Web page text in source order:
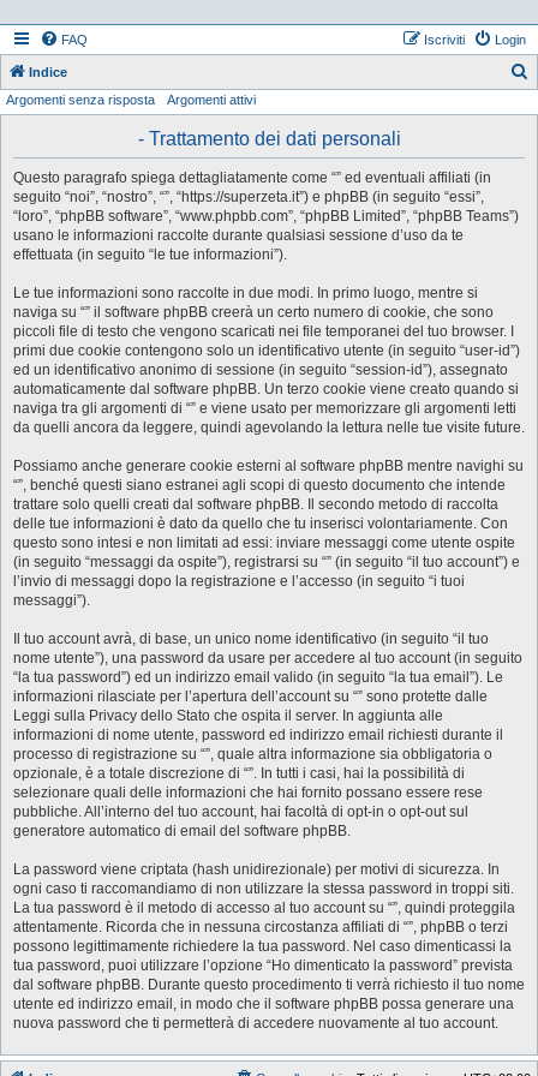
FAQ Login
Iscriviti
Indice
Argomenti senza risposta Argomenti attivi
- Trattamento dei dati personali
Questo paragrafo spiega dettagliatamente come “” ed eventuali affiliati (in
seguito “noi”, “nostro”, “”, “https://superzeta.it”) e phpBB (in seguito “essi”,
“loro”, “phpBB software”, “www.phpbb.com”, “phpBB Limited”, “phpBB Teams”)
usano le informazioni raccolte durante qualsiasi sessione d’uso da te
effettuata (in seguito “le tue informazioni”).
Le tue informazioni sono raccolte in due modi. In primo luogo, mentre si
naviga su “” il software phpBB creerà un certo numero di cookie, che sono
piccoli file di testo che vengono scaricati nei file temporanei del tuo browser. I
primi due cookie contengono solo un identificativo utente (in seguito “user-id”)
ed un identificativo anonimo di sessione (in seguito “session-id”), assegnato
automaticamente dal software phpBB. Un terzo cookie viene creato quando si
naviga tra gli argomenti di “” e viene usato per memorizzare gli argomenti letti
da quelli ancora da leggere, quindi agevolando la lettura nelle tue visite future.
Possiamo anche generare cookie esterni al software phpBB mentre navighi su
“”, benché questi siano estranei agli scopi di questo documento che intende
trattare solo quelli creati dal software phpBB. Il secondo metodo di raccolta
delle tue informazioni è dato da quello che tu inserisci volontariamente. Con
questo sono intesi e non limitati ad essi: inviare messaggi come utente ospite
(in seguito “messaggi da ospite”), registrarsi su “” (in seguito “il tuo account”) e
l’invio di messaggi dopo la registrazione e l’accesso (in seguito “i tuoi
messaggi”).
Il tuo account avrà, di base, un unico nome identificativo (in seguito “il tuo
nome utente”), una password da usare per accedere al tuo account (in seguito
“la tua password”) ed un indirizzo email valido (in seguito “la tua email”). Le
informazioni rilasciate per l’apertura dell’account su “” sono protette dalle
Leggi sulla Privacy dello Stato che ospita il server. In aggiunta alle
informazioni di nome utente, password ed indirizzo email richiesti durante il
processo di registrazione su “”, quale altra informazione sia obbligatoria o
opzionale, è a totale discrezione di “”. In tutti i casi, hai la possibilità di
selezionare quali delle informazioni che hai fornito possano essere rese
pubbliche. All’interno del tuo account, hai facoltà di opt-in o opt-out sul
generatore automatico di email del software phpBB.
La password viene criptata (hash unidirezionale) per motivi di sicurezza. In
ogni caso ti raccomandiamo di non utilizzare la stessa password in troppi siti.
La tua password è il metodo di accesso al tuo account su “”, quindi proteggila
attentamente. Ricorda che in nessuna circostanza affiliati di “”, phpBB o terzi
possono legittimamente richiedere la tua password. Nel caso dimenticassi la
tua password, puoi utilizzare l’opzione “Ho dimenticato la password” prevista
dal software phpBB. Durante questo procedimento ti verrà richiesto il tuo nome
utente ed indirizzo email, in modo che il software phpBB possa generare una
nuova password che ti permetterà di accedere nuovamente al tuo account.